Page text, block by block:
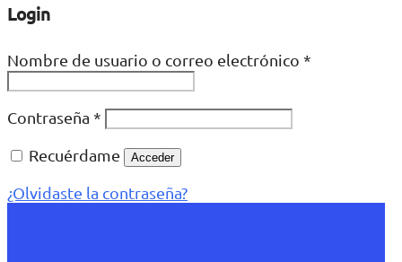
Login
Nombre de usuario o correo electrónico *
Contraseña *
Recuérdame
Acceder
¿Olvidaste la contraseña?